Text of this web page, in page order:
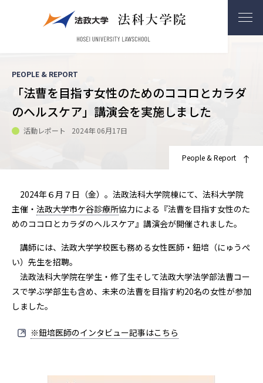
PEOPLE & REPORT
「法曹を目指す女性のためのココロとカラダ
のヘルスケア」講演会を実施しました
活動レポート 2024年 06月17日
People & Report
2024年６月７日（金）。法政法科大学院棟にて、法科大学院
主催・ 法政大学市ケ谷診療所協力による『法曹を目指す女性のた
めのココロとカラダのヘルスケア』講演会が開催されました。
講師には、法政大学学校医も務める女性医師・鈕培（にゅうぺ
い）先生を招聘。
法政法科大学院在学生・修了生そして法政大学法学部法曹コー
スで学ぶ学部生も含め、未来の法曹を目指す約20名の女性が参加
しました。
※鈕培医師のインタビュー記事はこちら